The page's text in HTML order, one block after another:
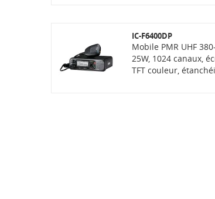
détachable (en
communication
analogique et
IC-F6400DP
Mobile PMR UHF
25W, 1024 canaux,
TFT couleur,
fonction